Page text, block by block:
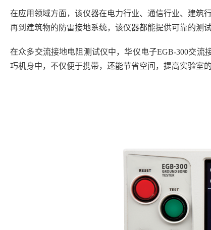
在应用领域方面，该仪器在电力行业、通信行业、建筑
再到建筑物的防雷接地系统，该仪器都能提供可靠的测
在众多交流接地电阻测试仪中，华仪电子EGB-300交
巧机身中，不仅便于携带，还能节省空间，提高实验室的